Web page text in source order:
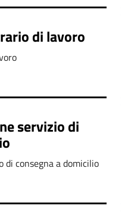
di lavoro
servizio di
di consegna a domicilio